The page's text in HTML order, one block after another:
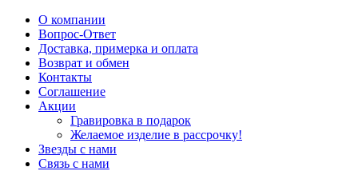
О компании
Вопрос-Ответ
Доставка, примерка и оплата
Возврат и обмен
Контакты
Соглашение
Акции
Гравировка в подарок
Желаемое изделие в рассрочку!
Звезды с нами
Связь с нами